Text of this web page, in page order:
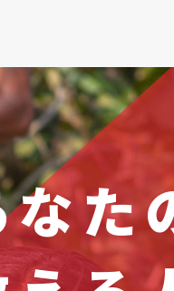
なた